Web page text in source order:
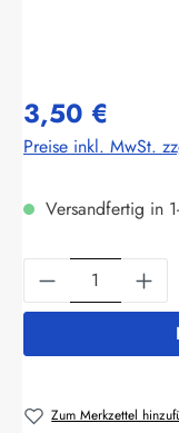
3,50 €
Preise inkl. MwSt.
Versandfertig in
Produkt
Zum Merkzettel